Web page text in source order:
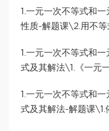
1.一元一次不等式和
性质-解题课\2.用不
1.一元一次不等式和
式及其解法\1.《一元
1.一元一次不等式和
式及其解法-解题课